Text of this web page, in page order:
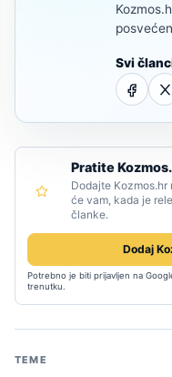
Svi
Pratite
Dodajte
će vam, kada je
članke.
Dodaj
Potrebno je biti prijavljen na
trenutku.
TEME